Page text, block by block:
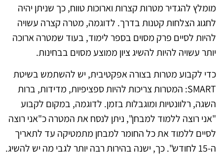
מומלץ להגדיר מטרות קצרות וארוכות טווח, כך שניתן יהיה
לחגוג הצלחות קטנות בדרך. לדוגמה, מטרה קצרה עשויה
להיות לסיים פרק מסוים בספר לימוד, בעוד שמטרה ארוכה
יותר עשויה להיות להשיג ציון ממוצע מסוים בבחינות.
כדי לקבוע מטרות בצורה אפקטיבית, יש להשתמש בשיטת
SMART: המטרות צריכות להיות ספציפיות, מדידות, ברות
השגה, רלוונטיות ומוגבלות בזמן. לדוגמה, במקום לקבוע
"אני רוצה ללמוד למבחן", ניתן לנסח את המטרה כ"אני רוצה
לסיים ללמוד את כל החומר למבחן מתמטיקה עד לתאריך
ה-15 לחודש". כך, ישנה בהירות רבה יותר לגבי מה יש להשיג.